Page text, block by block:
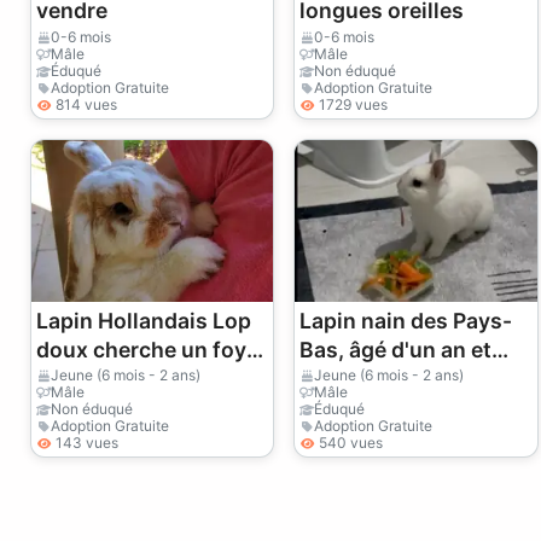
vendre
0-6 mois
Mâle
Éduqué
Adoption Gratuite
814 vues
longues oreilles
0-6 mois
Mâle
Non éduqué
Adoption Gratuite
1729 vues
Lapin Hollandais Lop
doux cherche un foyer
d'intérieur
Jeune (6 mois - 2 ans)
Mâle
Non éduqué
Adoption Gratuite
143 vues
Lapin nain des Pays-
Bas, âgé d'un an et
plus, vendu avec tous
ses accessoires.
Jeune (6 mois - 2 ans)
Mâle
Éduqué
Adoption Gratuite
540 vues